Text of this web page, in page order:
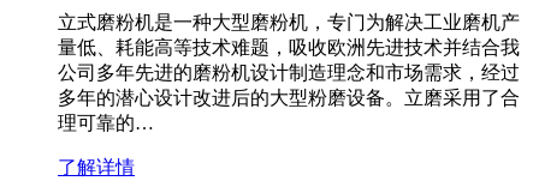
立式磨粉机是一种大型磨粉机，专门为解决工业磨机产
量低、耗能高等技术难题，吸收欧洲先进技术并结合我
公司多年先进的磨粉机设计制造理念和市场需求，经过
多年的潜心设计改进后的大型粉磨设备。立磨采用了合
理可靠的…
了解详情